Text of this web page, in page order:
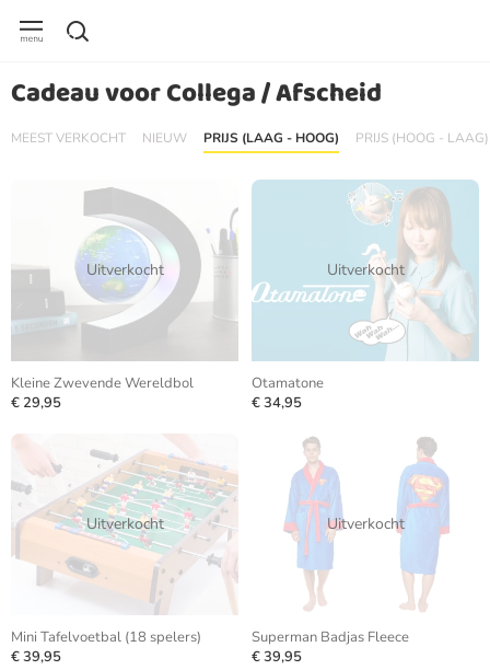
Cadeau voor Collega / Afscheid
MEEST VERKOCHT NIEUW PRIJS (LAAG - HOOG) PRIJS (HOOG - LAAG)
Uitverkocht
Kleine Zwevende Wereldbol
€ 29,95
Uitverkocht
Otamatone
€ 34,95
Uitverkocht
Mini Tafelvoetbal (18 spelers)
€ 39,95
Uitverkocht
Superman Badjas Fleece
€ 39,95